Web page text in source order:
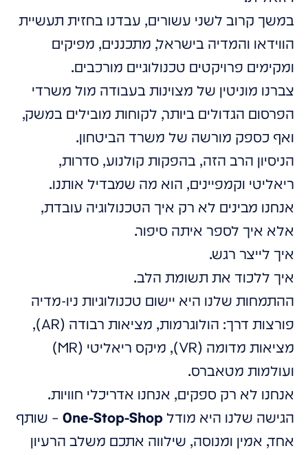
במשך קרוב לשני עשורים, עבדנו בחזית תעשיית
הווידאו והמדיה בישראל, מתכננים, מפיקים
ומקימים פרויקטים טכנולוגיים מורכבים.
צברנו מוניטין של מצוינות בעבודה מול משרדי
הפרסום הגדולים ביותר, לקוחות מובילים במשק,
ואף כספק מורשה של משרד הביטחון.
הניסיון הרב הזה, בהפקות קולנוע, סדרות,
ריאליטי וקמפיינים, הוא מה שמבדיל אותנו.
אנחנו מבינים לא רק איך הטכנולוגיה עובדת,
אלא איך לספר איתה סיפור.
איך לייצר רגש.
איך ללכוד את תשומת הלב.
ההתמחות שלנו היא יישום טכנולוגיות ניו-מדיה
פורצות דרך: הולוגרמות, מציאות רבודה (AR),
מציאות מדומה (VR), מיקס ריאליטי (MR)
ועולמות מטאברס.
אנחנו לא רק ספקים, אנחנו אדריכלי חוויות.
הגישה שלנו היא מודל One-Stop-Shop – שותף
אחד, אמין ומנוסה, שילווה אתכם משלב הרעיון